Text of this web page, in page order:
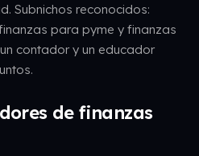
Subnichos reconocidos:
para pyme y finanzas
contador y un educador
de finanzas